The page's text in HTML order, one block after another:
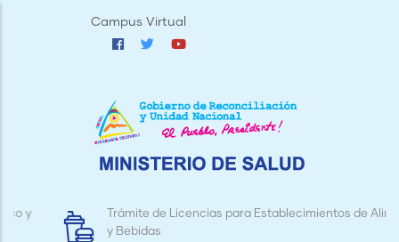
Campus Virtual
Trámite de Licencias para Establecimientos de Alimentos
y Bebidas